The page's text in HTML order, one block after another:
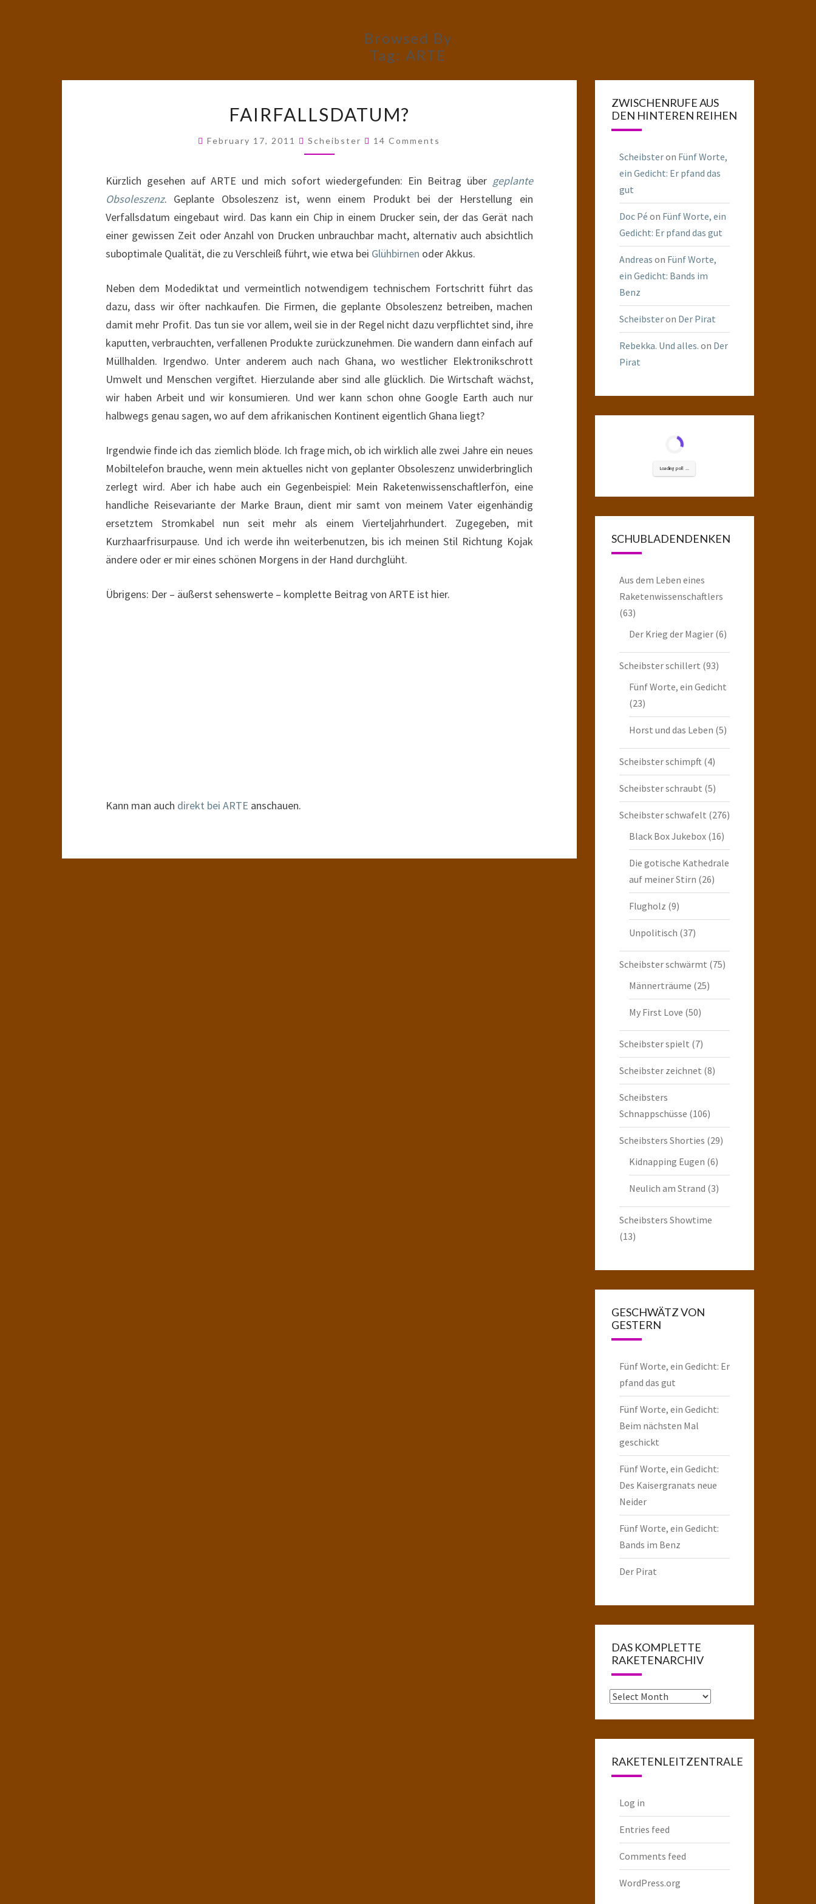
Browsed By
Tag: ARTE
FAIRFALLSDATUM?
February 17, 2011 Scheibster Comments
14 Comments
Kürzlich gesehen auf ARTE und mich sofort wiedergefunden: Ein Beitrag über geplante
Obsoleszenz. Geplante Obsoleszenz ist, wenn einem Produkt bei der Herstellung ein
Verfallsdatum eingebaut wird. Das kann ein Chip in einem Drucker sein, der das Gerät nach
einer gewissen Zeit oder Anzahl von Drucken unbrauchbar macht, alternativ auch absichtlich
suboptimale Qualität, die zu Verschleiß führt, wie etwa bei Glühbirnen oder Akkus.
Neben dem Modediktat und vermeintlich notwendigem technischem Fortschritt führt das
dazu, dass wir öfter nachkaufen. Die Firmen, die geplante Obsoleszenz betreiben, machen
damit mehr Profit. Das tun sie vor allem, weil sie in der Regel nicht dazu verpflichtet sind, ihre
kaputten, verbrauchten, verfallenen Produkte zurückzunehmen. Die wandern dann einfach auf
Müllhalden. Irgendwo. Unter anderem auch nach Ghana, wo westlicher Elektronikschrott
Umwelt und Menschen vergiftet. Hierzulande aber sind alle glücklich. Die Wirtschaft wächst,
wir haben Arbeit und wir konsumieren. Und wer kann schon ohne Google Earth auch nur
halbwegs genau sagen, wo auf dem afrikanischen Kontinent eigentlich Ghana liegt?
Irgendwie finde ich das ziemlich blöde. Ich frage mich, ob ich wirklich alle zwei Jahre ein neues
Mobiltelefon brauche, wenn mein aktuelles nicht von geplanter Obsoleszenz unwiderbringlich
zerlegt wird. Aber ich habe auch ein Gegenbeispiel: Mein Raketenwissenschaftlerfön, eine
handliche Reisevariante der Marke Braun, dient mir samt von meinem Vater eigenhändig
ersetztem Stromkabel nun seit mehr als einem Vierteljahrhundert. Zugegeben, mit
Kurzhaarfrisurpause. Und ich werde ihn weiterbenutzen, bis ich meinen Stil Richtung Kojak
ändere oder er mir eines schönen Morgens in der Hand durchglüht.
Übrigens: Der – äußerst sehenswerte – komplette Beitrag von ARTE ist hier.
Kann man auch direkt bei ARTE anschauen.
ZWISCHENRUFE AUS
DEN HINTEREN REIHEN
Scheibsteron Fünf Worte,
ein Gedicht: Er pfand das
gut
Doc Pé on Fünf Worte, ein
Gedicht: Er pfand das gut
Andreas on Fünf Worte,
ein Gedicht: Bands im
Benz
Scheibsteron Der Pirat
Rebekka. Und alles. on Der
Pirat
Loading poll ...
SCHUBLADENDENKEN
Aus dem Leben eines
Raketenwissenschaftlers
(63)
Der Krieg der Magier(6)
Scheibster schillert (93)
Fünf Worte, ein Gedicht
(23)
Horst und das Leben (5)
Scheibster schimpft (4)
Scheibster schraubt (5)
Scheibster schwafelt (276)
Black Box Jukebox(16)
Die gotische Kathedrale
auf meiner Stirn (26)
Flugholz (9)
Unpolitisch (37)
Scheibster schwärmt (75)
Männerträume (25)
My First Love (50)
Scheibster spielt (7)
Scheibster zeichnet (8)
Scheibsters
Schnappschüsse (106)
Scheibsters Shorties (29)
Kidnapping Eugen (6)
Neulich am Strand (3)
Scheibsters Showtime
(13)
GESCHWÄTZ VON
GESTERN
Fünf Worte, ein Gedicht: Er
pfand das gut
Fünf Worte, ein Gedicht:
Beim nächsten Mal
geschickt
Fünf Worte, ein Gedicht:
Des Kaisergranats neue
Neider
Fünf Worte, ein Gedicht:
Bands im Benz
Der Pirat
DAS KOMPLETTE
RAKETENARCHIV
Das
RAKETENLEITZENTRALE
Log in
Entries feed
Comments feed
WordPress.org